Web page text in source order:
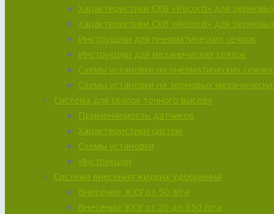
Характеристики СКВ «Record» для
Характеристики СКВ «Record» для
Инструкции для пневматических сеялок
Инструкции для механических сеялок
Схемы установки на пневматических
Схемы установки на зерновых
Система для сеялок точного высева
Применяемость датчиков
Характеристики систем
Схемы установки
Инструкции
Система внесения жидких удобрений
Внесение ЖКУ от 50 л/га
Внесения ЖКУ от 20 до 350 л/га